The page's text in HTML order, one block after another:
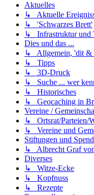
Aktuelles
↳ Aktuelle
↳ 'Schwarzes Brett'
↳ Infrastruktur und
Dies und das ...
↳ Allgemein, 'dit &
↳ Tipps
↳ 3D-Druck
↳ Suche ... wer
↳ Historisches
↳ Geocaching in
Vereine /
↳ Ortsrat/Parteien/
↳ Vereine und
Stiftungen und
↳ Albrecht Graf von
Diverses
↳ Witze-Ecke
↳ Kopfnuss
↳ Rezepte